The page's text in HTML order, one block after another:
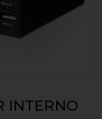
INTERNO